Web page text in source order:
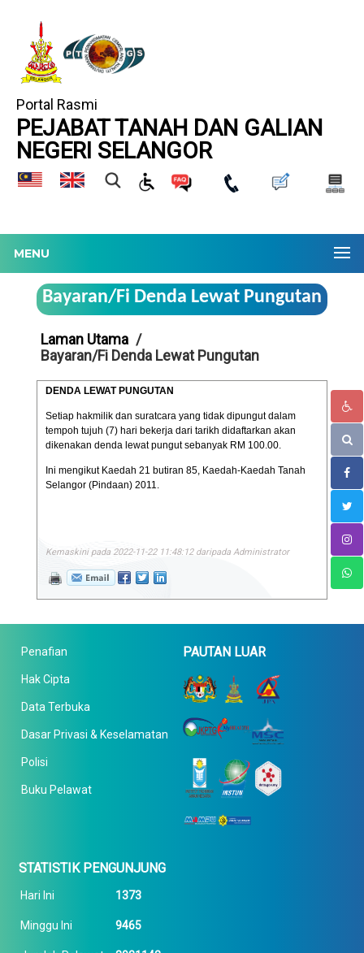
Portal Rasmi
PEJABAT TANAH DAN GALIAN
NEGERI SELANGOR
MENU
Bayaran/Fi Denda Lewat Pungutan
Laman Utama
Bayaran/Fi Denda Lewat Pungutan
DENDA LEWAT PUNGUTAN
Setiap hakmilik dan suratcara yang tidak dipungut dalam
tempoh tujuh (7) hari bekerja dari tarikh didaftarkan akan
dikenakan denda lewat pungut sebanyak RM 100.00.
Ini mengikut Kaedah 21 butiran 85, Kaedah-Kaedah Tanah
Selangor (Pindaan) 2011.
Kemaskini pada 2022-11-22 11:48:12 daripada Administrator
Penafian
Hak Cipta
Data Terbuka
Dasar Privasi & Keselamatan
Polisi
Buku Pelawat
PAUTAN LUAR
STATISTIK PENGUNJUNG
Hari Ini 1373
Minggu Ini 9465